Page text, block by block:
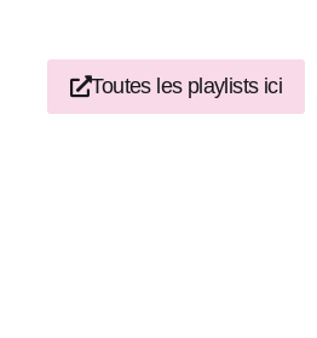
Toutes les playlists ici